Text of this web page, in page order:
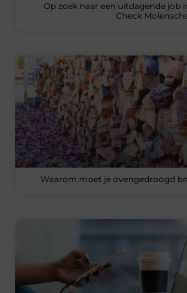
Op zoek naar een uitdagende job
Check
Waarom moet je ovengedroogd